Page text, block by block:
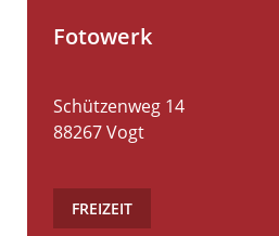
Fotowerk
Schützenweg 14
88267Vogt
FREIZEIT